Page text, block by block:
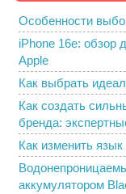
Особенности
iPhone 16e: обзор
Apple
Как выбрать
Как создать
бренда:
Как изменить
аккумулятором